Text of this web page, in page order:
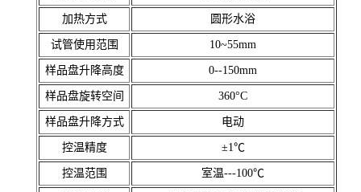
加热方式 圆形水浴
试管使用范围 10~55mm
样品盘升降高度 0--150mm
样品盘旋转空间 360°C
样品盘升降方式 电动
控温精度 ±1℃
控温范围 室温---100℃